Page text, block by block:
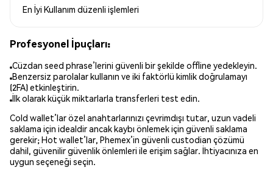
En İyi Kullanım düzenli işlemleri
Profesyonel İpuçları:
Cüzdan seed phrase’lerini güvenli bir şekilde offline yedekleyin.
Benzersiz parolalar kullanın ve iki faktörlü kimlik doğrulamayı
(2FA) etkinleştirin.
İlk olarak küçük miktarlarla transferleri test edin.
Cold wallet’lar özel anahtarlarınızı çevrimdışı tutar, uzun vadeli
saklama için idealdir ancak kaybı önlemek için güvenli saklama
gerekir; Hot wallet’lar, Phemex’in güvenli custodian çözümü
dahil, güvenilir güvenlik önlemleri ile erişim sağlar. İhtiyacınıza en
uygun seçeneği seçin.